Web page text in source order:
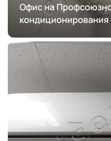
Офис на
кондиционирования